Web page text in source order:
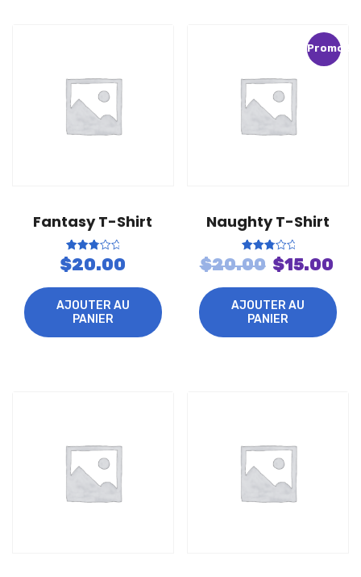
Fantasy T-Shirt
Note
2.96
$20.00
AJOUTER AU
PANIER
Promo !
Naughty T-Shirt
Note
3.01
$20.00 Le
prix
initial
était :
$15.00
AJOUTER AU
PANIER